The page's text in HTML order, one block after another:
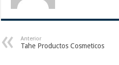
Anterior
Tahe Productos Cosmeticos